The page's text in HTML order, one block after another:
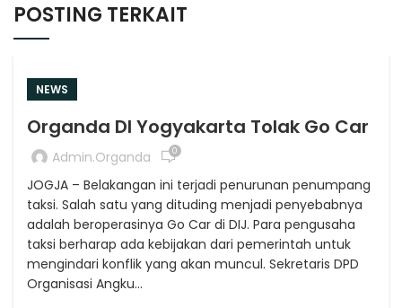
POSTING TERKAIT
NEWS
Organda DI Yogyakarta Tolak Go Car
Admin.organda 0
JOGJA – Belakangan ini terjadi penurunan penumpang
taksi. Salah satu yang dituding menjadi penyebabnya
adalah beroperasinya Go Car di DIJ. Para pengusaha
taksi berharap ada kebijakan dari pemerintah untuk
mengindari konflik yang akan muncul. Sekretaris DPD
Organisasi Angku...